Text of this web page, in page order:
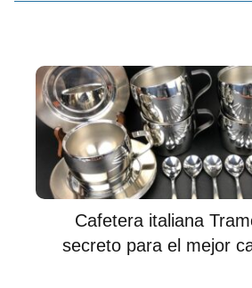
Cafetera italiana
secreto para el mejor